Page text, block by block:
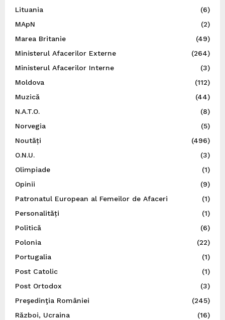
Lituania
(6)
MApN
(2)
Marea Britanie
(49)
Ministerul Afacerilor Externe
(264)
Ministerul Afacerilor Interne
(3)
Moldova
(112)
Muzică
(44)
N.A.T.O.
(8)
Norvegia
(5)
Noutăți
(496)
O.N.U.
(3)
Olimpiade
(1)
Opinii
(9)
Patronatul European al Femeilor de Afaceri
(1)
Personalități
(1)
Politică
(6)
Polonia
(22)
Portugalia
(1)
Post Catolic
(1)
Post Ortodox
(3)
Preşedinţia României
(245)
Război, Ucraina
(16)